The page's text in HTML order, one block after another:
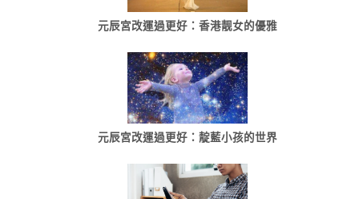
元辰宮改運過更好：香港靓女的優雅
元辰宮改運過更好：靛藍小孩的世界